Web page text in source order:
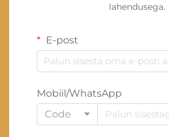
lahendusega.
E-post
Mobiil/WhatsApp
Code